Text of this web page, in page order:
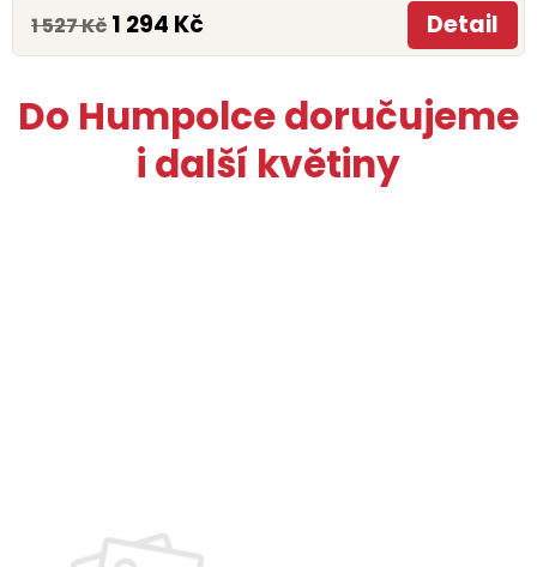
1 527 Kč 1 294 Kč Detail
Do Humpolce doručujeme
i další květiny